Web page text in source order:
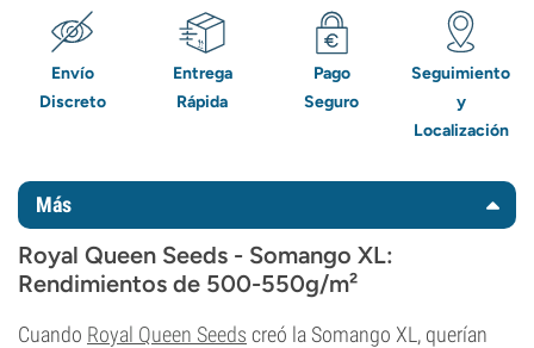
Envío
Discreto
Entrega
Rápida
Pago
Seguro
Seguimiento
y
Localización
Más
Royal Queen Seeds - Somango XL:
Rendimientos de 500-550g/m²
Cuando Royal Queen Seeds creó la Somango XL, querían